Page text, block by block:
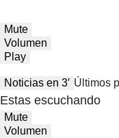
Mute
Volumen
Play
Noticias en 3′ Últimos
Estas escuchando
Mute
Volumen